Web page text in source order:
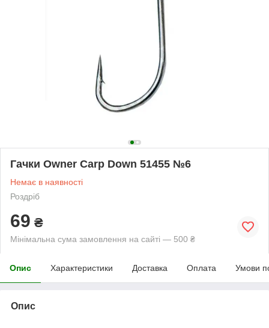
Гачки Owner Carp Down 51455 №6
Немає в наявності
Роздріб
69 ₴
Мінімальна сума замовлення на сайті — 500 ₴
Опис Характеристики Доставка Оплата Умови
Опис